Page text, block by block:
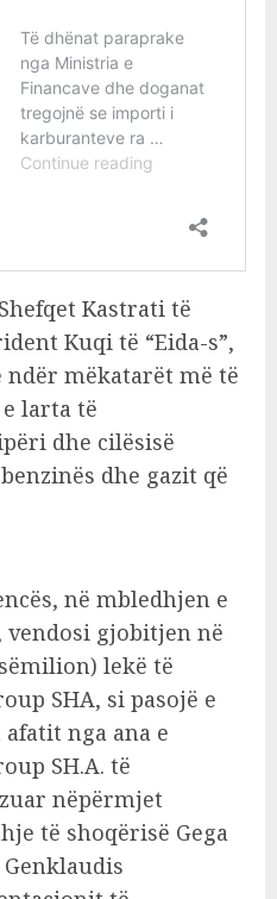
Kastrati të
Kuqi të “Eida-s”,
ndër mëkatarët më të
larta të
dhe cilësisë
dhe gazit që
në mbledhjen e
vendosi gjobitjen në
lekë të
SHA, si pasojë e
nga ana e
SH.A. të
nëpërmjet
të shoqërisë Gega